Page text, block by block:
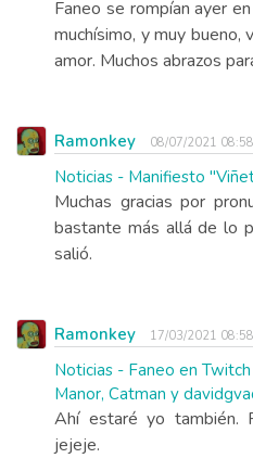
Faneo se rompían ayer
muchísimo, y muy
amor. Muchos abrazos
Ramonkey 08/07/2021 08:58
Noticias - Manifiesto
Muchas gracias por
bastante más allá de lo
salió.
Ramonkey 17/03/2021 08:58
Noticias - Faneo en
Manor, Catman y
Ahí estaré yo también.
jejeje.